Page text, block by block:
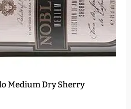
Medium Dry Sherry